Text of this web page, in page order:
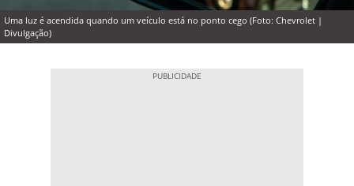
Uma luz é acendida quando um veículo está no ponto cego (Foto: Chevrolet |
Divulgação)